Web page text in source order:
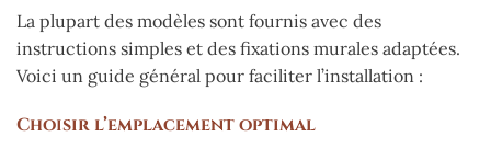
La plupart des modèles sont fournis avec des
instructions simples et des fixations murales adaptées.
Voici un guide général pour faciliter l’installation :
Choisir l’emplacement optimal